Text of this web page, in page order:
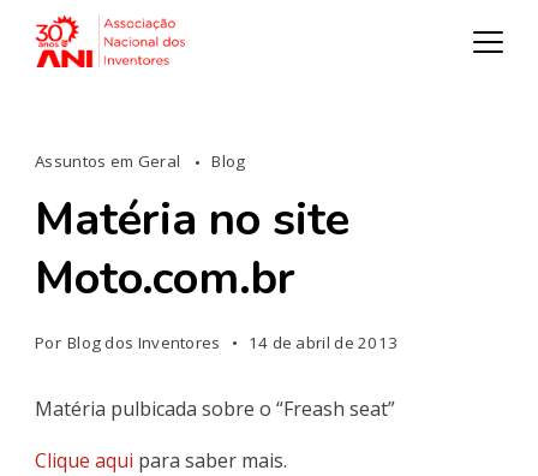
Assuntos em Geral Blog
Matéria no site
Moto.com.br
Por Blog dos Inventores 14 de abril de 2013
Matéria pulbicada sobre o “Freash seat”
Clique aqui para saber mais.